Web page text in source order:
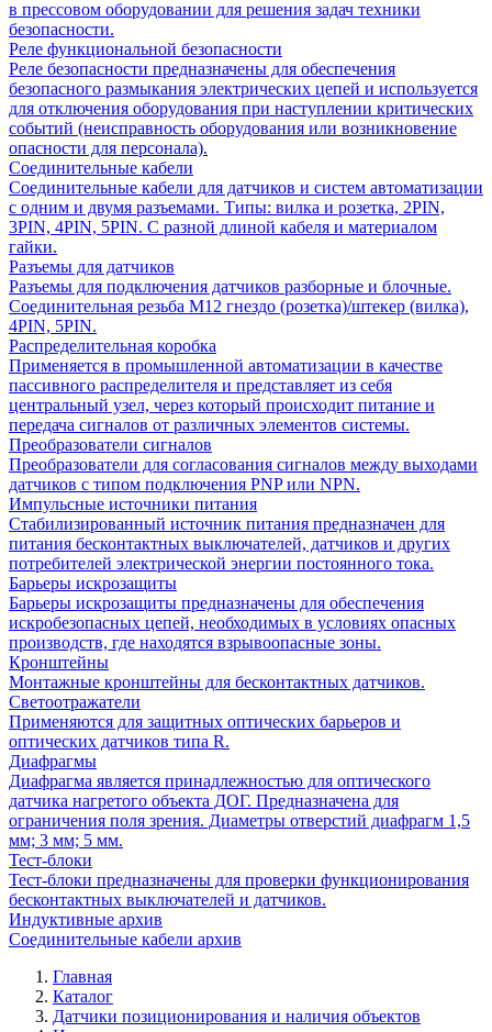
в прессовом оборудовании для решения задач техники
безопасности.
Реле функциональной безопасности
Реле безопасности предназначены для обеспечения
безопасного размыкания электрических цепей и используется
для отключения оборудования при наступлении критических
событий (неисправность оборудования или возникновение
опасности для персонала).
Соединительные кабели
Соединительные кабели для датчиков и систем автоматизации
с одним и двумя разъемами. Типы: вилка и розетка, 2PIN,
3PIN, 4PIN, 5PIN. С разной длиной кабеля и материалом
гайки.
Разъемы для датчиков
Разъемы для подключения датчиков разборные и блочные.
Соединительная резьба М12 гнездо (розетка)/штекер (вилка),
4PIN, 5PIN.
Распределительная коробка
Применяется в промышленной автоматизации в качестве
пассивного распределителя и представляет из себя
центральный узел, через который происходит питание и
передача сигналов от различных элементов системы.
Преобразователи сигналов
Преобразователи для согласования сигналов между выходами
датчиков с типом подключения PNP или NPN.
Импульсные источники питания
Стабилизированный источник питания предназначен для
питания бесконтактных выключателей, датчиков и других
потребителей электрической энергии постоянного тока.
Барьеры искрозащиты
Барьеры искрозащиты предназначены для обеспечения
искробезопасных цепей, необходимых в условиях опасных
производств, где находятся взрывоопасные зоны.
Кронштейны
Монтажные кронштейны для бесконтактных датчиков.
Светоотражатели
Применяются для защитных оптических барьеров и
оптических датчиков типа R.
Диафрагмы
Диафрагма является принадлежностью для оптического
датчика нагретого объекта ДОГ. Предназначена для
ограничения поля зрения. Диаметры отверстий диафрагм 1,5
мм; 3 мм; 5 мм.
Тест-блоки
Тест-блоки предназначены для проверки функционирования
бесконтактных выключателей и датчиков.
Индуктивные архив
Соединительные кабели архив
Главная
Каталог
Датчики позиционирования и наличия объектов